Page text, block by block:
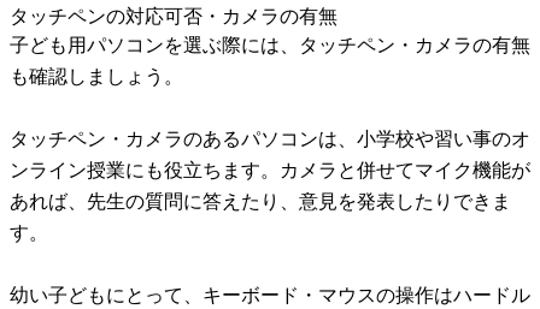
タッチペンの対応可否・カメラの有無
子ども用パソコンを選ぶ際には、タッチペン・カメラの有無
も確認しましょう。
タッチペン・カメラのあるパソコンは、小学校や習い事のオ
ンライン授業にも役立ちます。カメラと併せてマイク機能が
あれば、先生の質問に答えたり、意見を発表したりできま
す。
幼い子どもにとって、キーボード・マウスの操作はハードル